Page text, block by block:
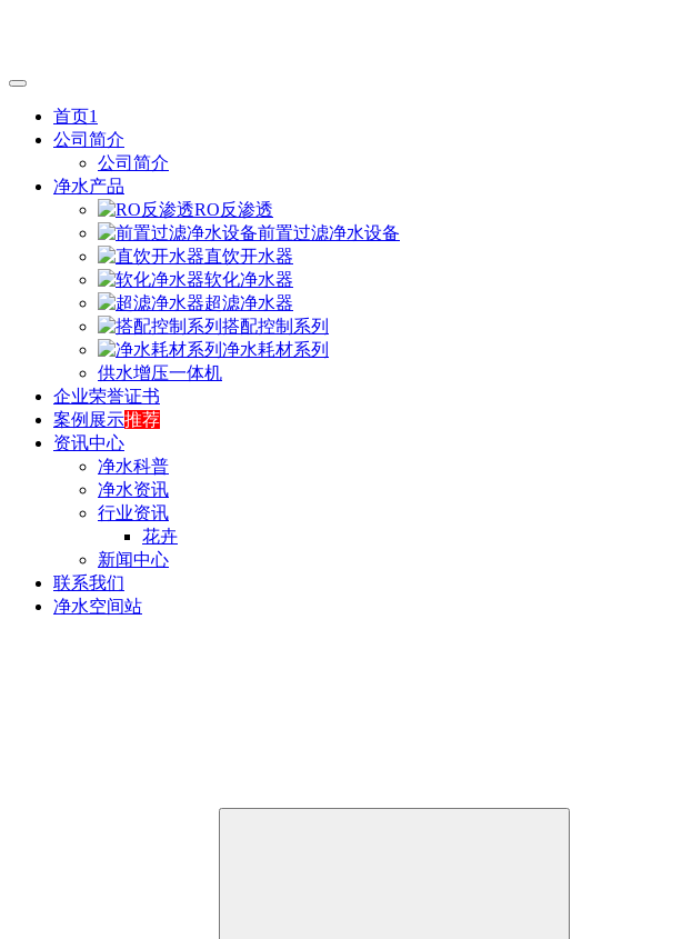
首页1
公司简介
公司简介
净水产品
RO反渗透
前置过滤净水设备
直饮开水器
软化净水器
超滤净水器
搭配控制系列
净水耗材系列
供水增压一体机
企业荣誉证书
案例展示推荐
资讯中心
净水科普
净水资讯
行业资讯
花卉
新闻中心
联系我们
净水空间站